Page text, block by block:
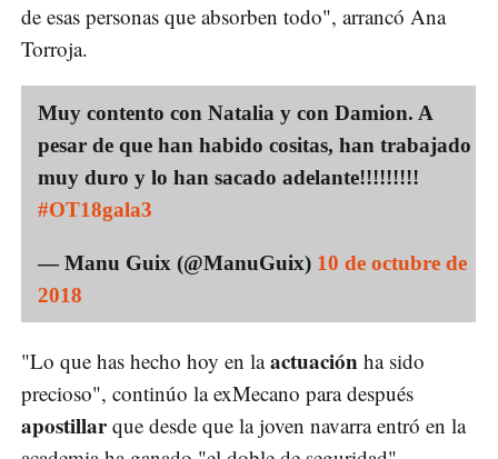
de esas personas que absorben todo", arrancó Ana
Torroja.
Muy contento con Natalia y con Damion. A
pesar de que han habido cositas, han trabajado
muy duro y lo han sacado adelante!!!!!!!!!
#OT18gala3
— Manu Guix (@ManuGuix) 10 de octubre de
2018
"Lo que has hecho hoy en laactuación ha sido
precioso", continúo la exMecano para después
apostillarque desde que la joven navarra entró en la